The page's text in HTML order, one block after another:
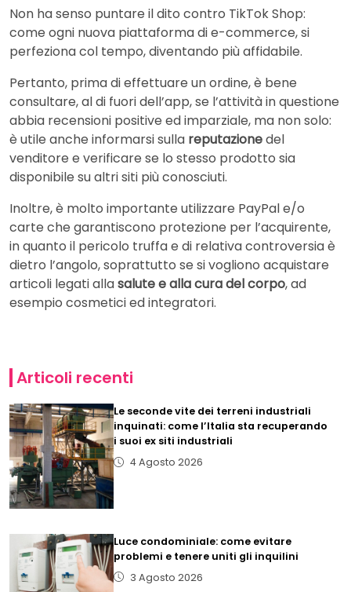
Non ha senso puntare il dito contro TikTok Shop:
come ogni nuova piattaforma di e-commerce, si
perfeziona col tempo, diventando più affidabile.
Pertanto, prima di effettuare un ordine, è bene
consultare, al di fuori dell’app, se l’attività in questione
abbia recensioni positive ed imparziale, ma non solo:
è utile anche informarsi sulla reputazionedel
venditore e verificare se lo stesso prodotto sia
disponibile su altri siti più conosciuti.
Inoltre, è molto importante utilizzare PayPal e/o
carte che garantiscono protezione per l’acquirente,
in quanto il pericolo truffa e di relativa controversia è
dietro l’angolo, soprattutto se si vogliono acquistare
articoli legati allasalute e alla cura del corpo, ad
esempio cosmetici ed integratori.
Articoli recenti
Le seconde vite dei terreni industriali
inquinati: come l’Italia sta recuperando
i suoi ex siti industriali
4 Agosto 2026
Luce condominiale: come evitare
problemi e tenere uniti gli inquilini
3 Agosto 2026